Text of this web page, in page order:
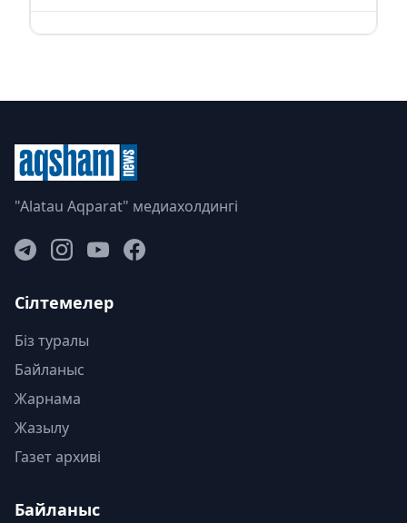
"Alatau Aqparat" медиахолдингі
Сілтемелер
Біз туралы
Байланыс
Жарнама
Жазылу
Газет архиві
Байланыс